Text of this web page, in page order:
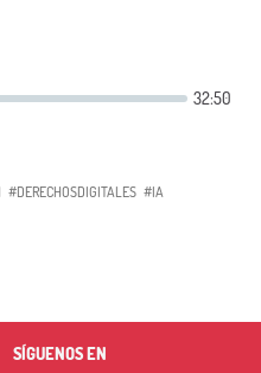
#DERECHOSDIGITALES #IA
SÍGUENOS EN